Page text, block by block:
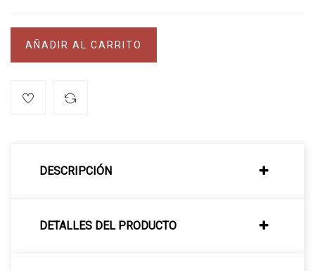
AÑADIR AL CARRITO
DESCRIPCIÓN
DETALLES DEL PRODUCTO